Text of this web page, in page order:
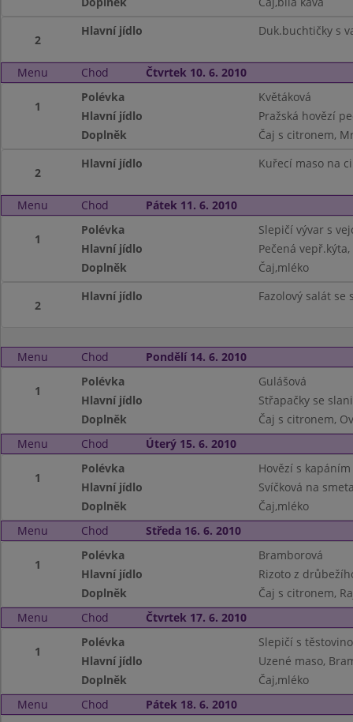
2
Hlavní jídlo Duk.buchtičky s
Menu Chod Čtvrtek 10. 6. 2010
1
Polévka
Květáková
Hlavní jídlo
Pražská hovězí
Doplněk
Čaj s citronem,
2
Hlavní jídlo Kuřecí maso na
Menu Chod Pátek 11. 6. 2010
1
Polévka
Slepičí vývar s
Hlavní jídlo
Pečená
Doplněk
Čaj,mléko
2
Hlavní jídlo Fazolový salát se
Menu Chod Pondělí 14. 6. 2010
1
Polévka
Gulášová
Hlavní jídlo
Střapačky se
Doplněk
Čaj s citronem,
Menu
Chod Úterý 15. 6. 2010
1
Polévka
Hovězí s kapáním
Hlavní jídlo
Svíčková na
Doplněk
Čaj,mléko
Menu
Chod Středa 16. 6. 2010
1
Polévka
Bramborová
Hlavní jídlo
Rizoto z
Doplněk
Čaj s citronem,
Menu
Chod Čtvrtek 17. 6. 2010
1
Polévka
Slepičí s
Hlavní jídlo
Uzené maso,
Doplněk
Čaj,mléko
Menu
Chod Pátek 18. 6. 2010